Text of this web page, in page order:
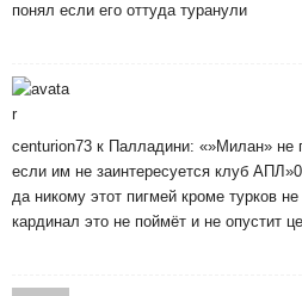
понял если его оттуда туранули
centurion73 к Палладини: «»Милан» не
если им не заинтересуется клуб АПЛ»
да никому этот пигмей кроме турков
кардинал это не поймёт и не опустит